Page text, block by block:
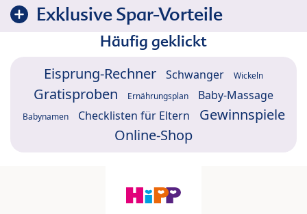
Exklusive Spar-Vorteile
Häufig geklickt
Eisprung-Rechner Schwanger Wickeln
Gratisproben Ernährungsplan Baby-Massage
Babynamen Checklisten für Eltern
Gewinnspiele
Online-Shop